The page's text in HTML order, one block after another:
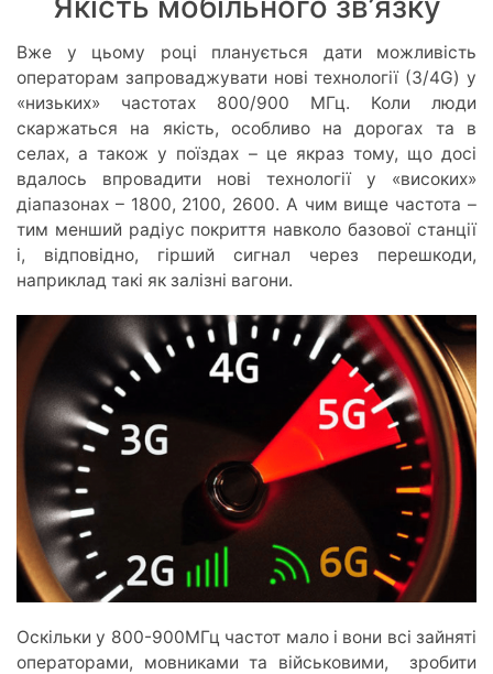
Вже у цьому році планується дати можливість
операторам запроваджувати нові технології (3/4G) у
«низьких» частотах 800/900 МГц. Коли люди
скаржаться на якість, особливо на дорогах та в
селах, а також у поїздах – це якраз тому, що досі
вдалось впровадити нові технології у «високих»
діапазонах – 1800, 2100, 2600. А чим вище частота –
тим менший радіус покриття навколо базової станції
і, відповідно, гірший сигнал через перешкоди,
наприклад такі як залізні вагони.
Оскільки у 800-900МГц частот мало і вони всі зайняті
операторами, мовниками та військовими, зробити